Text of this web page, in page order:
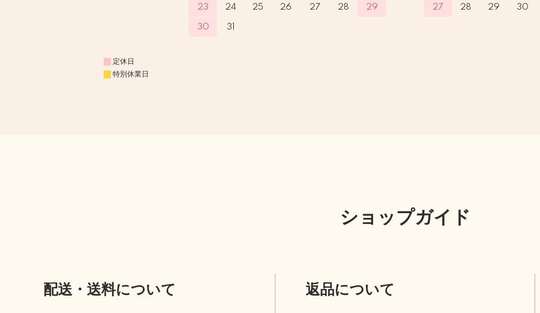
23 24 25 26 27 28 29
30 31
27 28 29 30
定休日
特別休業日
ショップガイド
配送・送料について 返品について